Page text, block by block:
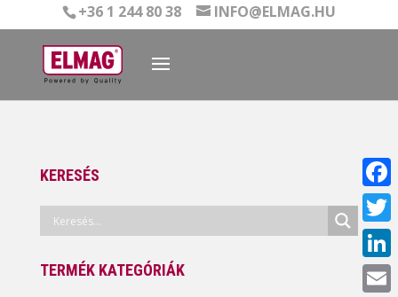
+36 1 244 80 38 INFO@ELMAG.HU
KERESÉS
TERMÉK KATEGÓRIÁK